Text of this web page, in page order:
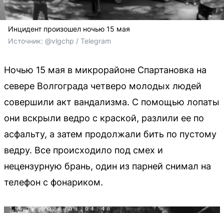
Инцидент произошел ночью 15 мая
Источник: @vlgchp / Telegram
Ночью 15 мая в микрорайоне Спартановка на
севере Волгограда четверо молодых людей
совершили акт вандализма. С помощью лопаты
они вскрыли ведро с краской, разлили ее по
асфальту, а затем продолжали бить по пустому
ведру. Все происходило под смех и
нецензурную брань, один из парней снимал на
телефон с фонариком.